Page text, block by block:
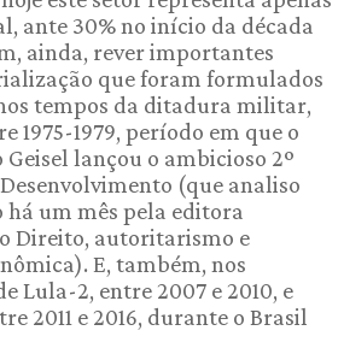
ante 30% no início da década
ainda, rever importantes
que foram formulados
tempos da ditadura militar,
1975-1979, período em que o
lançou o ambicioso 2º
(que analiso
um mês pela editora
Direito, autoritarismo e
E, também, nos
Lula-2, entre 2007 e 2010, e
2011 e 2016, durante o Brasil